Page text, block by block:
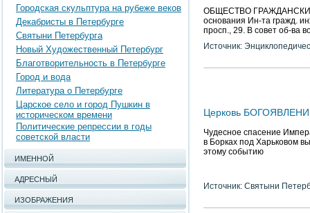
Городская скульптура на рубеже веков
Декабристы в Петербурге
Святыни Петербурга
Новый Художественный Петербург
Благотворительность в Петербурге
Город и вода
Литература о Петербурге
Царское село и город Пушкин в
историческом времени
Политические репрессии в годы
советской власти
ИМЕННОЙ
АДРЕСНЫЙ
ИЗОБРАЖЕНИЯ
ОБЩЕСТВО ГРАЖДАНСКИХ
основания Ин-та гражд.
просп., 29. В совет об-ва
Источник:
Церковь
Чудесное спасение
в Борках под Харьковом
этому событию
Источник: Святыни